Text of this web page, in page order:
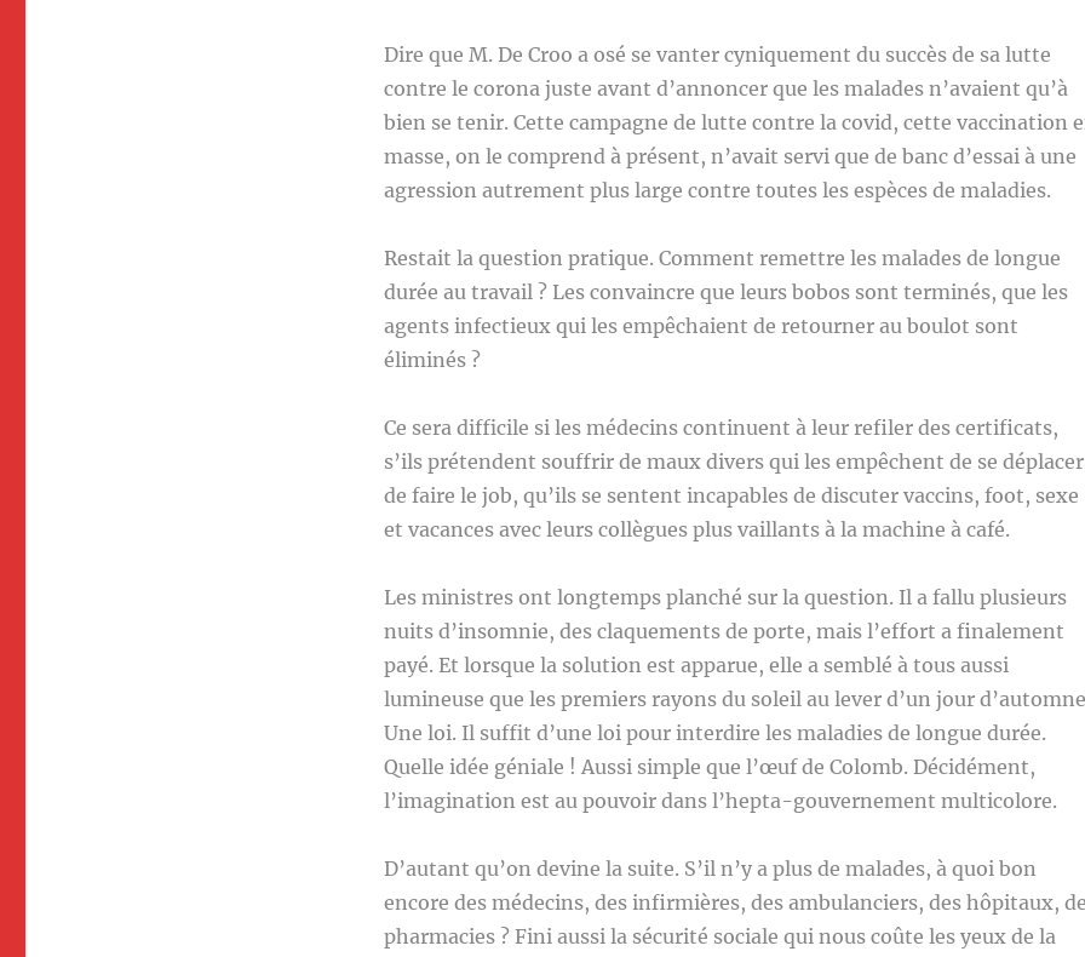
Dire que M. De Croo a osé se vanter cyniquement du succès de sa lutte
contre le corona juste avant d’annoncer que les malades n’avaient qu’à
bien se tenir. Cette campagne de lutte contre la covid, cette vaccination
masse, on le comprend à présent, n’avait servi que de banc d’essai à une
agression autrement plus large contre toutes les espèces de maladies.
Restait la question pratique. Comment remettre les malades de longue
durée au travail ? Les convaincre que leurs bobos sont terminés, que les
agents infectieux qui les empêchaient de retourner au boulot sont
éliminés ?
Ce sera difficile si les médecins continuent à leur refiler des certificats,
s’ils prétendent souffrir de maux divers qui les empêchent de se
de faire le job, qu’ils se sentent incapables de discuter vaccins, foot, sexe
et vacances avec leurs collègues plus vaillants à la machine à café.
Les ministres ont longtemps planché sur la question. Il a fallu plusieurs
nuits d’insomnie, des claquements de porte, mais l’effort a finalement
payé. Et lorsque la solution est apparue, elle a semblé à tous aussi
lumineuse que les premiers rayons du soleil au lever d’un jour
Une loi. Il suffit d’une loi pour interdire les maladies de longue durée.
Quelle idée géniale ! Aussi simple que l’œuf de Colomb. Décidément,
l’imagination est au pouvoir dans l’hepta-gouvernement multicolore.
D’autant qu’on devine la suite. S’il n’y a plus de malades, à quoi bon
encore des médecins, des infirmières, des ambulanciers, des hôpitaux,
pharmacies ? Fini aussi la sécurité sociale qui nous coûte les yeux de la